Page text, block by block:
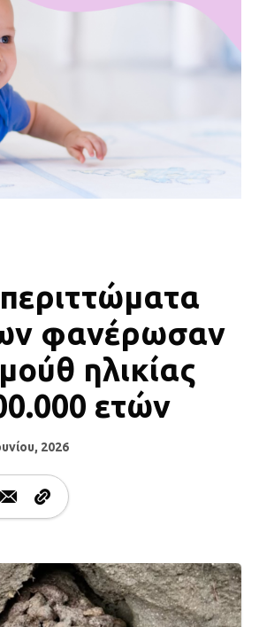
φανέρωσαν
ηλικίας
ετών
2026